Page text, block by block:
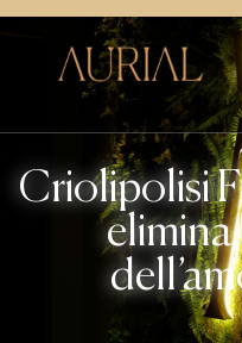
Criolipolisi
elimina